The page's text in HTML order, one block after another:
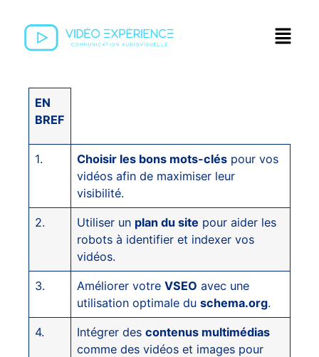
EN
BREF
1. Choisir les bons mots-clés pour vos
vidéos afin de maximiser leur
visibilité.
2. Utiliser un plan du site pour aider les
robots à identifier et indexer vos
vidéos.
3. Améliorer votreVSEO avec une
utilisation optimale duschema.org.
4. Intégrer descontenus multimédias
comme des vidéos et images pour